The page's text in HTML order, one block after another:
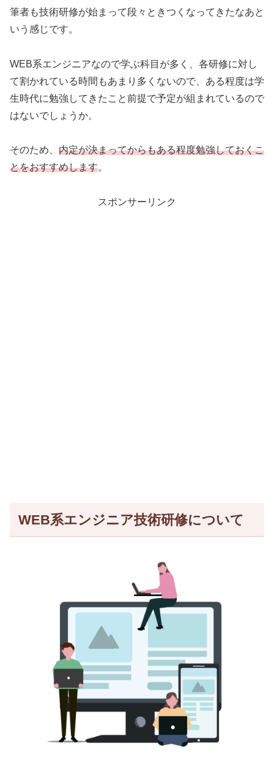
筆者も技術研修が始まって段々ときつくなってきたなあと
いう感じです。
WEB系エンジニアなので学ぶ科目が多く、各研修に対し
て割かれている時間もあまり多くないので、ある程度は学
生時代に勉強してきたこと前提で予定が組まれているので
はないでしょうか。
そのため、 内定が決まってからもある程度勉強しておくこ
とをおすすめします。
スポンサーリンク
WEB系エンジニア技術研修について